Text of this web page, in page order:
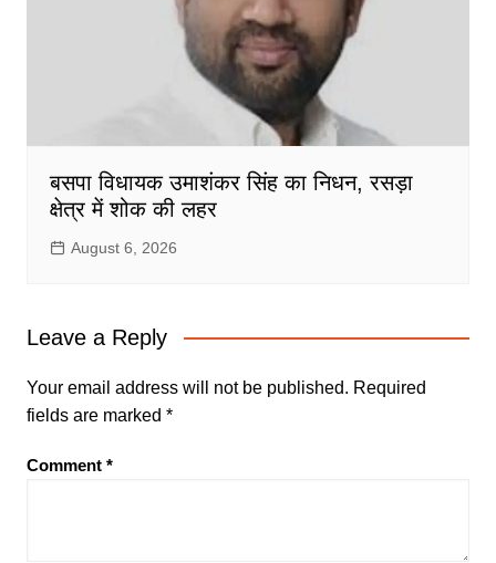
बसपा विधायक उमाशंकर सिंह का निधन, रसड़ा
क्षेत्र में शोक की लहर
August 6, 2026
Leave a Reply
Your email address will not be published. Required
fields are marked *
Comment *